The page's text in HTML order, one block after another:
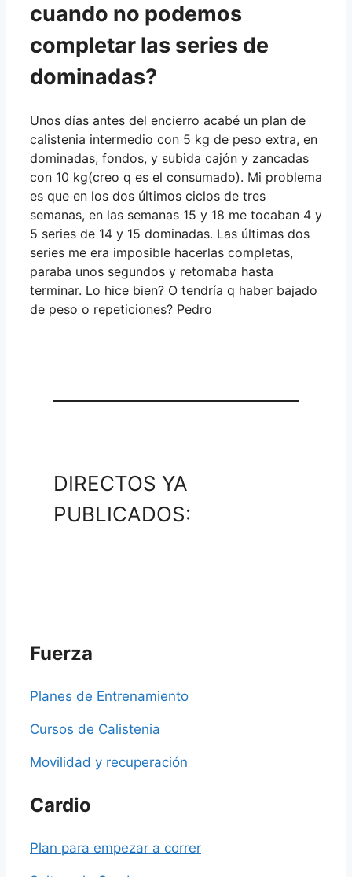
cuando no podemos
completar las series de
dominadas?
Unos días antes del encierro acabé un plan de
calistenia intermedio con 5 kg de peso extra, en
dominadas, fondos, y subida cajón y zancadas
con 10 kg(creo q es el consumado). Mi problema
es que en los dos últimos ciclos de tres
semanas, en las semanas 15 y 18 me tocaban 4 y
5 series de 14 y 15 dominadas. Las últimas dos
series me era imposible hacerlas completas,
paraba unos segundos y retomaba hasta
terminar. Lo hice bien? O tendría q haber bajado
de peso o repeticiones? Pedro
DIRECTOS YA
PUBLICADOS:
Fuerza
Planes de Entrenamiento
Cursos de Calistenia
Movilidad y recuperación
Cardio
Plan para empezar a correr